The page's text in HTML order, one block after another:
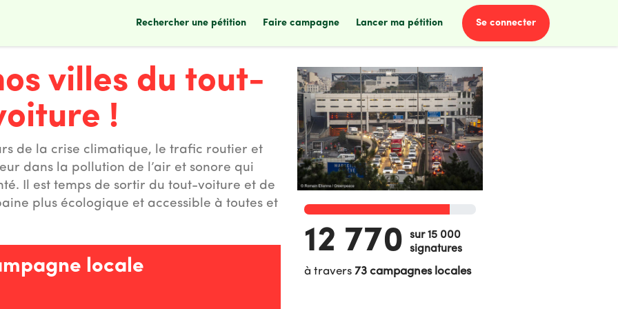
rechercher une pétition faire campagne lancer ma pétition se connecter
villes du tout-
!
de la crise climatique, le trafic routier et
dans la pollution de l’air et sonore qui
Il est temps de sortir du tout-voiture et de
plus écologique et accessible à toutes et
locale
12 770
sur 15 000
signatures
à travers 73 campagnes locales